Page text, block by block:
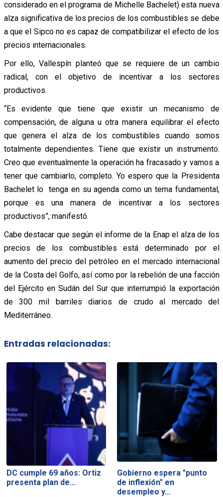
considerado en el programa de Michelle Bachelet) esta nueva
alza significativa de los precios de los combustibles se debe
a que el Sipco no es capaz de compatibilizar el efecto de los
precios internacionales.
Por ello, Vallespín planteó que se requiere de un cambio
radical, con el objetivo de incentivar a los sectores
productivos.
“Es evidente que tiene que existir un mecanismo de
compensación, de alguna u otra manera equilibrar el efecto
que genera el alza de los combustibles cuando somos
totalmente dependientes. Tiene que existir un instrumento.
Creo que eventualmente la operación ha fracasado y vamos a
tener que cambiarlo, completo. Yo espero que la Presidenta
Bachelet lo tenga en su agenda como un tema fundamental,
porque es una manera de incentivar a los sectores
productivos”, manifestó.
Cabe destacar que según el informe de la Enap el alza de los
precios de los combustibles está determinado por el
aumento del precio del petróleo en el mercado internacional
de la Costa del Golfo, así como por la rebelión de una facción
del Ejército en Sudán del Sur que interrumpió la exportación
de 300 mil barriles diarios de crudo al mercado del
Mediterráneo.
Entradas relacionadas:
DC cumple 69 años: Ortiz
presenta plan de…
Gobierno espera "punto
de inflexión" en
desempleo y…